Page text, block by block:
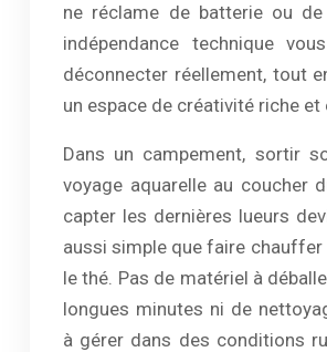
ne réclame de batterie ou
indépendance technique
déconnecter réellement, tout
un espace de créativité riche et
Dans un campement, sortir
voyage aquarelle au coucher
capter les dernières lueurs
aussi simple que faire chauffer
le thé. Pas de matériel à
longues minutes ni de
à gérer dans des conditions